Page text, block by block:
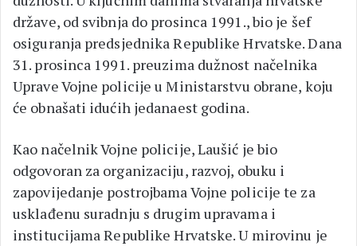
države, od svibnja do prosinca 1991., bio je šef
osiguranja predsjednika Republike Hrvatske. Dana
31. prosinca 1991. preuzima dužnost načelnika
Uprave Vojne policije u Ministarstvu obrane, koju
će obnašati idućih jedanaest godina.
Kao načelnik Vojne policije, Laušić je bio
odgovoran za organizaciju, razvoj, obuku i
zapovijedanje postrojbama Vojne policije te za
usklađenu suradnju s drugim upravama i
institucijama Republike Hrvatske. U mirovinu je